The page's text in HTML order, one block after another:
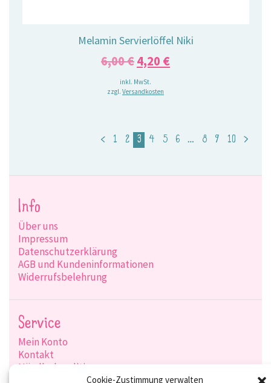
Cookie-Zustimmung verwalten
Melamin Servierlöffel Niki
6,00€Ursprünglicher
Preis
war:
4,20 €Aktueller
inkl. MwSt.
zzgl. Versandkosten
< 1 2 3 4 5 6 … 8 9 10 >
Info
Über uns
Impressum
Datenschutzerklärung
AGB und Kundeninformationen
Widerrufsbelehrung
Service
Mein Konto
Kontakt
Händlerkonditionen